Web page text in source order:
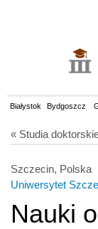
Białystok Bydgoszcz
« Studia
Szczecin, Polska
Uniwersytet
Nauki